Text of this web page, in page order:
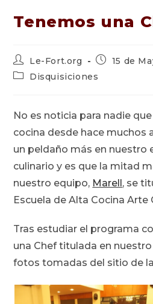
Tenemos una
Autor
de
la
Le-Fort.org
Publicación
la
15 de
Categoría
entrada:
Disquisiciones
No es noticia para nadie
cocina desde hace muchos
un peldaño más en nuestro
culinario y es que la mitad
nuestro equipo, Marell , se
Escuela de Alta Cocina Arte
Tras estudiar el programa
una Chef titulada en
fotos tomadas del sitio de